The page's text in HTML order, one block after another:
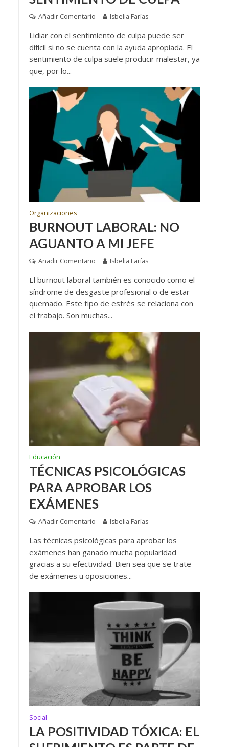
Añadir Comentario Isbelia Farías
Lidiar con el sentimiento de culpa puede ser
difícil si no se cuenta con la ayuda apropiada. El
sentimiento de culpa suele producir malestar, ya
que, por lo...
Organizaciones
BURNOUT LABORAL: NO
AGUANTO A MI JEFE
Añadir Comentario Isbelia Farías
El burnout laboral también es conocido como el
síndrome de desgaste profesional o de estar
quemado. Este tipo de estrés se relaciona con
el trabajo. Son muchas...
Educación
TÉCNICAS PSICOLÓGICAS
PARA APROBAR LOS
EXÁMENES
Añadir Comentario Isbelia Farías
Las técnicas psicológicas para aprobar los
exámenes han ganado mucha popularidad
gracias a su efectividad. Bien sea que se trate
de exámenes u oposiciones...
Social
LA POSITIVIDAD TÓXICA: EL